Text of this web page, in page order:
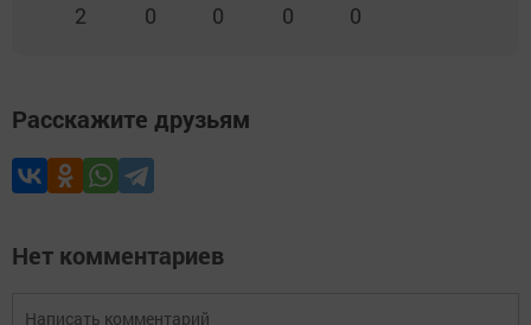
2 0 0 0 0
Расскажите друзьям
Нет комментариев